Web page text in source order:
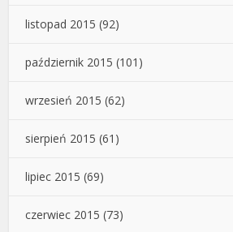
listopad 2015 (92)
październik 2015 (101)
wrzesień 2015 (62)
sierpień 2015 (61)
lipiec 2015 (69)
czerwiec 2015 (73)